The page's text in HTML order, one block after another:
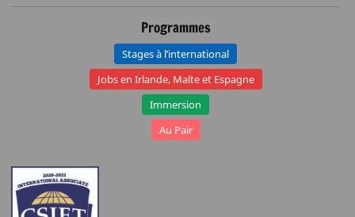
Programmes
Stages à l’international
Jobs en Irlande, Malte et Espagne
Immersion
Au Pair